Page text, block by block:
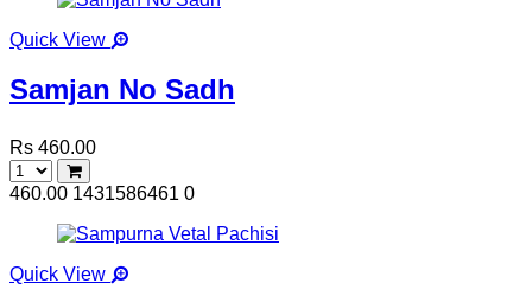
Quick View
Samjan No Sadh
Rs 460.00
460.00 1431586461 0
Quick View